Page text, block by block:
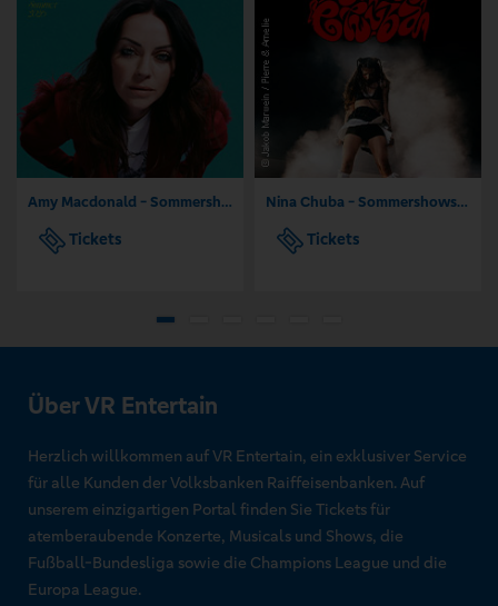
Amy Macdonald - Sommershows 2026
Tickets
Nina Chuba - Sommershows 2026
Tickets
Über VR Entertain
Herzlich willkommen auf VR Entertain, ein exklusiver Service
für alle Kunden der Volksbanken Raiffeisenbanken. Auf
unserem einzigartigen Portal finden Sie Tickets für
atemberaubende Konzerte, Musicals und Shows, die
Fußball-Bundesliga sowie die Champions League und die
Europa League.